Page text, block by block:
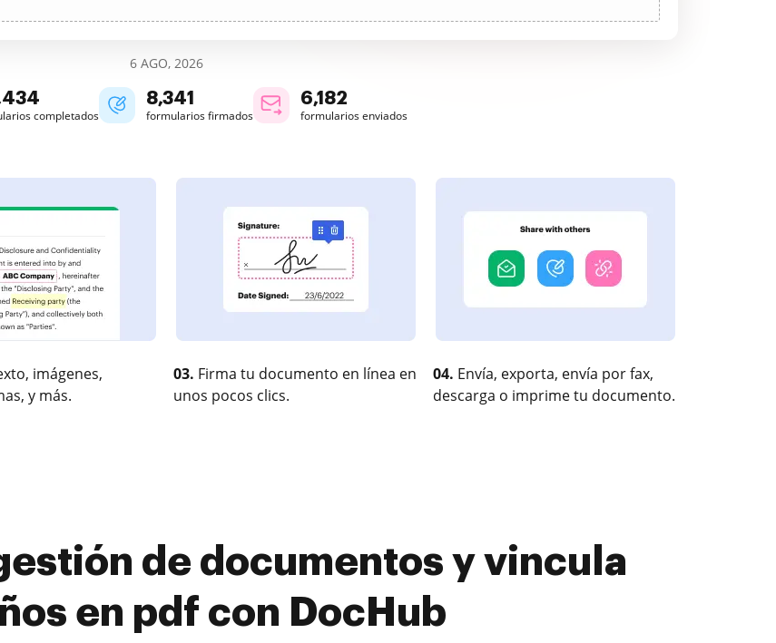
6 AGO, 2026
completados
8,341
formularios firmados
6,182
formularios enviados
imágenes,
y más.
03. Firma tu documento en línea en
unos pocos clics.
04. Envía, exporta, envía por fax,
descarga o imprime tu documento.
de documentos y vincula
en pdf con DocHub